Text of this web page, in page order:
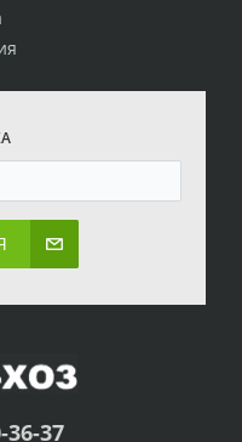
36-37